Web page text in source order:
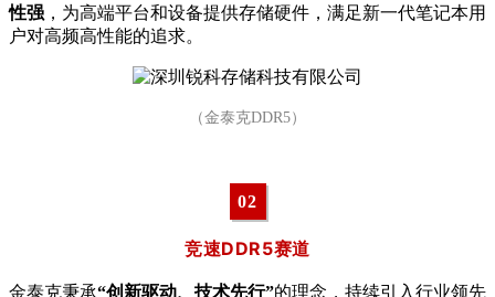
性强 ，为高端平台和设备提供存储硬件，满足新一代笔记本用
户对高频高性能的追求。
（金泰克DDR5）
02
竞速DDR5赛道
金泰克秉承“创新驱动、技术先行”的理念，持续引入行业领先